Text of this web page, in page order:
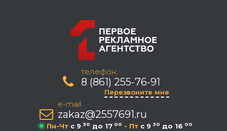
телефон:
8 (861) 255-76-91
Перезвоните мне
e-mail
zakaz@2557691.ru
Пн-Чт c 9 30 до 17 00 - Пт c 9 30 до 16 00